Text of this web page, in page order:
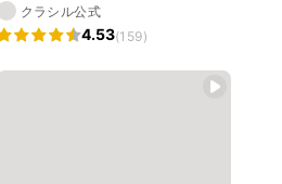
クラシル公式
4.53(159)